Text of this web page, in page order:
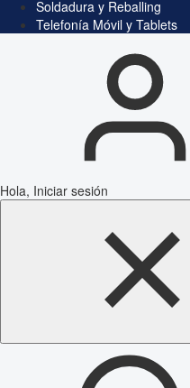
Soldadura y Reballing
Telefonía Móvil y Tablets
Hola, Iniciar sesión